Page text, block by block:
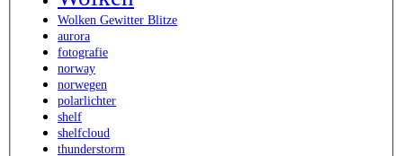
Wolken Gewitter Blitze
aurora
fotografie
norway
norwegen
polarlichter
shelf
shelfcloud
thunderstorm